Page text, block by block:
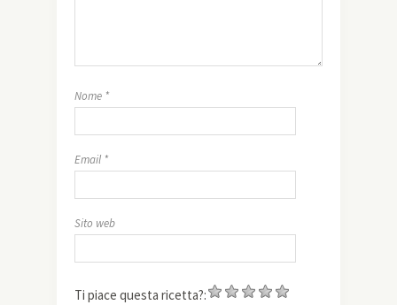
Nome *
Email *
Sito web
Ti piace questa ricetta?: